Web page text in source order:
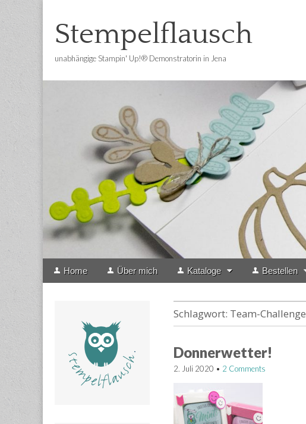
Stempelflausch
unabhängige Stampin' Up!® Demonstratorin in Jena
Main
Skip
Home Über mich Kataloge Bestellen
Schlagwort: Team-Challenge
Donnerwetter!
2. Juli 2020 • 2 Comments